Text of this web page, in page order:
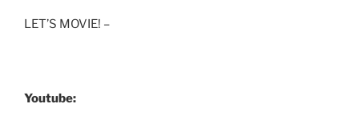
LET’S MOVIE! –
Youtube: